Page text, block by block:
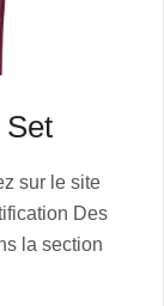
sur le site
Des
la section